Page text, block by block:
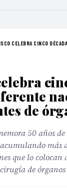
CELEBRA CINCO
de
50 años
más
que lo
de